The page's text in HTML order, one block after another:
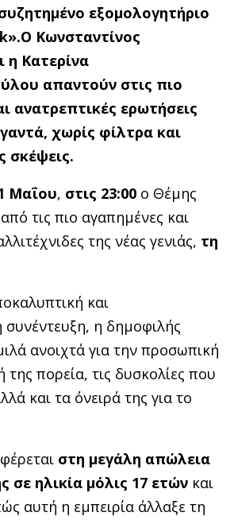
εξομολογητήριο
Ο Κωνσταντίνος
η Κατερίνα
απαντούν στις πιο
ανατρεπτικές ερωτήσεις
χωρίς φίλτρα και
σκέψεις.
Μαΐου, στις 23:00 ο Θέμης
τις πιο αγαπημένες και
της νέας γενιάς, τη
και
συνέντευξη, η δημοφιλής
ανοιχτά για την προσωπική
της πορεία, τις δυσκολίες που
και τα όνειρά της για το
στη μεγάλη απώλεια
σε ηλικία μόλις 17 ετών και
αυτή η εμπειρία άλλαξε τη